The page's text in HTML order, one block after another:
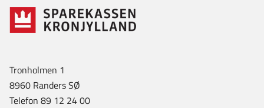
Tronholmen 1
8960 Randers SØ
Telefon 89 12 24 00